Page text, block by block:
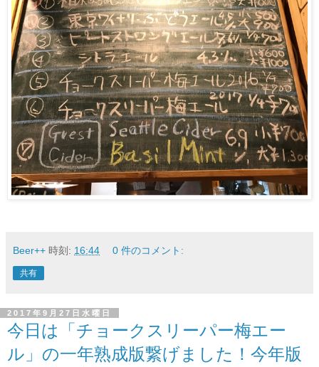
Beer++ 時刻: 16:44 0 件のコメント:
共有
2017年9月27日水曜日
今日は「チョークスリーパー梅エー
ル」の一年熟成版繋げました！今年版